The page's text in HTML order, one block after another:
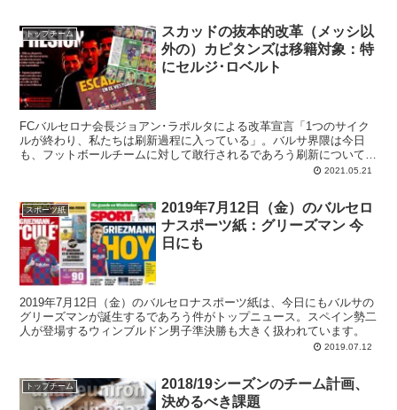
トップチーム
スカッドの抜本的改革（メッシ以
外の）カピタンズは移籍対象：特
にセルジ･ロベルト
FCバルセロナ会長ジョアン･ラポルタによる改革宣言「1つのサイク
ルが終わり、私たちは刷新過程に入っている」。バルサ界隈は今日
も、フットボールチームに対して敢行されるであろう刷新についての
ニュースで満ちています。監督交代ネタがとりあえず一段落したの
の去就です。
2021.05.21
スポーツ紙
2019年7月12日（金）のバルセロ
ナスポーツ紙：グリーズマン 今
日にも
2019年7月12日（金）のバルセロナスポーツ紙は、今日にもバルサの
グリーズマンが誕生するであろう件がトップニュース。スペイン勢二
人が登場するウィンブルドン男子準決勝も大きく扱われています。
2019.07.12
トップチーム
2018/19シーズンのチーム計画、
決めるべき課題